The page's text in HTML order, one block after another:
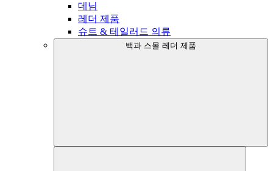
데님
레더 제품
슈트 & 테일러드 의류
백과 스몰 레더 제품